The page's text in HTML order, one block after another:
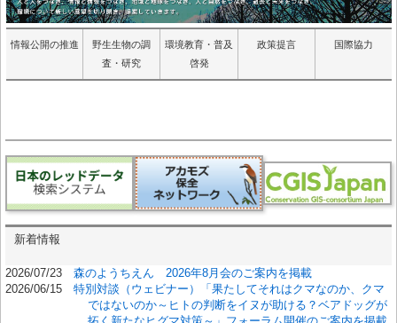
情報公開の推進
野生生物の調
査・研究
環境教育・普及
啓発
政策提言 国際協力
新着情報
2026/07/23 森のようちえん 2026年8月会のご案内を掲載
2026/06/15 特別対談（ウェビナー）「果たしてそれはクマなのか、クマ
ではないのか～ヒトの判断をイヌが助ける？ベアドッグが